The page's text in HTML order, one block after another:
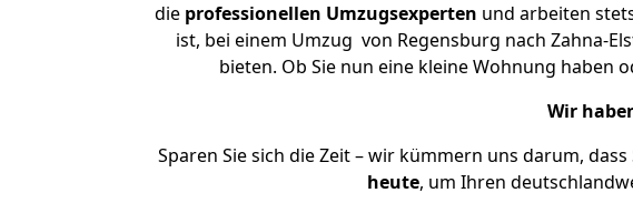
die professionellen Umzugsexperten und arbeiten
ist, bei einem Umzug von Regensburg nach Zahna-
bieten. Ob Sie nun eine kleine Wohnung haben
Wir
Sparen Sie sich die Zeit – wir kümmern uns darum,
heute, um Ihren